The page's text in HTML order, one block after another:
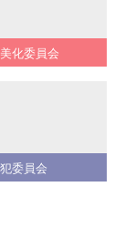
化委員会
委員会